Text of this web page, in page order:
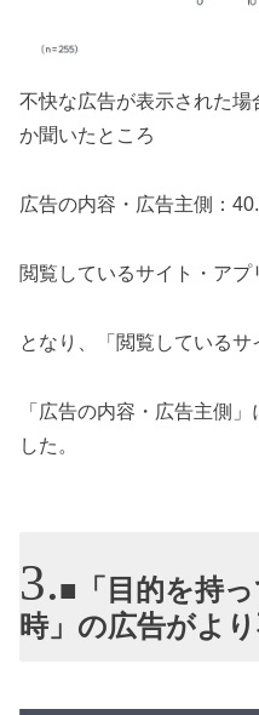
不快な広告が表示された
か聞いたところ
広告の内容・広告主側：
閲覧しているサイト・アプ
となり、「閲覧しているサ
「広告の内容・広告主側
した。
■「目的を持
時」の広告がよ